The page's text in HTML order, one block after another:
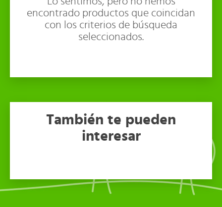
encontrado productos que coincidan
con los criterios de búsqueda
seleccionados.
También te pueden
interesar